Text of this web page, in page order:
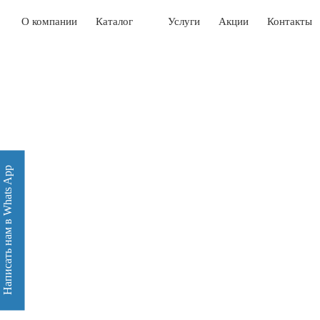
О компании Каталог Услуги Акции Контакты
Написать нам в Whats App